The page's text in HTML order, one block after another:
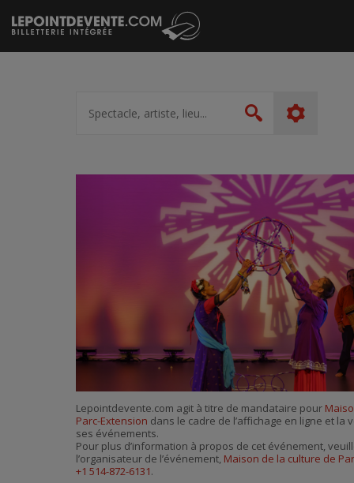
Passer
au
contenu
artiste,
lieu...
Rechercher
Lepointdevente.com agit à titre de mandataire pour
Parc-Extension dans le cadre de l’affichage en ligne et la
ses événements.
Pour plus d’information à propos de cet événement,
l’organisateur de l’événement, Maison de la culture de
+1 514-872-6131.